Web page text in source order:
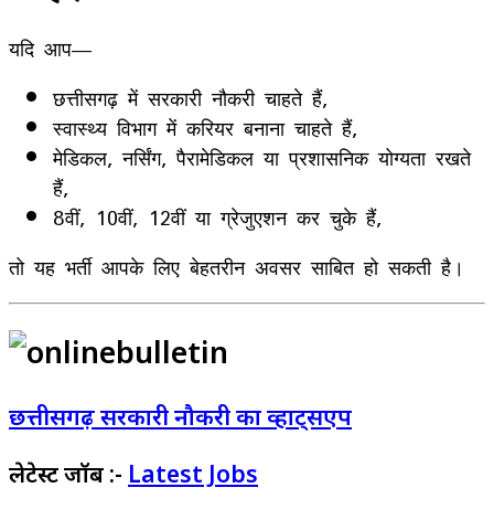
यदि आप—
छत्तीसगढ़ में सरकारी नौकरी चाहते हैं,
स्वास्थ्य विभाग में करियर बनाना चाहते हैं,
मेडिकल, नर्सिंग, पैरामेडिकल या प्रशासनिक योग्यता रखते
हैं,
8वीं, 10वीं, 12वीं या ग्रेजुएशन कर चुके हैं,
तो यह भर्ती आपके लिए बेहतरीन अवसर साबित हो सकती है।
छत्तीसगढ़ सरकारी नौकरी का व्हाट्सएप
लेटेस्‍ट जॉब :- Latest Jobs